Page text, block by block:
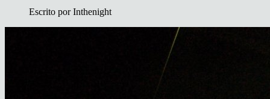
Escrito porInthenight